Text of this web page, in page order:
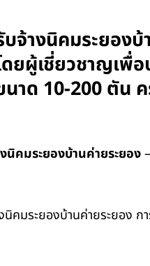
บจ้างนิคมระยอง
ยผู้เชี่ยวชาญเพื่
นาด 10-200 ตัน
นิคมระยองบ้านค่ายระยอง
นิคมระยองบ้านค่ายระยอง